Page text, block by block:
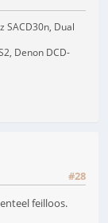
SACD30n, Dual
Denon DCD-
#28
feilloos.